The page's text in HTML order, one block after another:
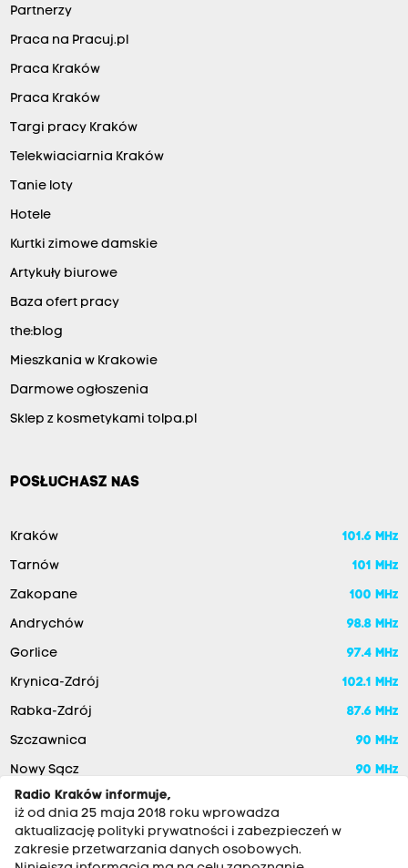
Partnerzy
Praca na Pracuj.pl
Praca Kraków
Praca Kraków
Targi pracy Kraków
Telekwiaciarnia Kraków
Tanie loty
Hotele
Kurtki zimowe damskie
Artykuły biurowe
Baza ofert pracy
the:blog
Mieszkania w Krakowie
Darmowe ogłoszenia
Sklep z kosmetykami tolpa.pl
POSŁUCHASZ NAS
Kraków 101.6 MHz
Tarnów 101 MHz
Zakopane 100 MHz
Andrychów 98.8 MHz
Gorlice 97.4 MHz
Krynica-Zdrój 102.1 MHz
Rabka-Zdrój 87.6 MHz
Szczawnica 90 MHz
Nowy Sącz
90 MHz
Radio Kraków informuje,
iż od dnia 25 maja 2018 roku wprowadza
aktualizację polityki prywatności i zabezpieczeń w
zakresie przetwarzania danych osobowych.